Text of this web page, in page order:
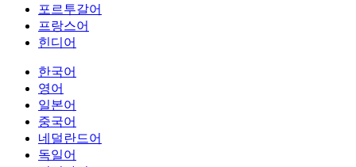
포르투갈어
프랑스어
힌디어
한국어
영어
일본어
중국어
네덜란드어
독일어